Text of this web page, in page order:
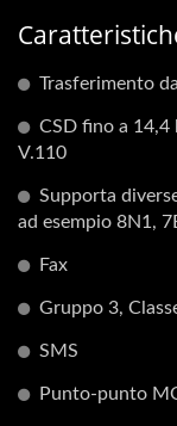
Trasferimento
CSD fino a 14,4
V.110
Supporta
ad esempio 8N1,
Fax
Gruppo 3,
SMS
Punto-punto